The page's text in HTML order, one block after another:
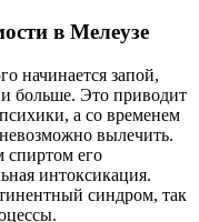
в Мелеузе
начинается запой,
и больше. Это приводит
а со временем
вылечить.
спиртом его
интоксикация.
синдром, так